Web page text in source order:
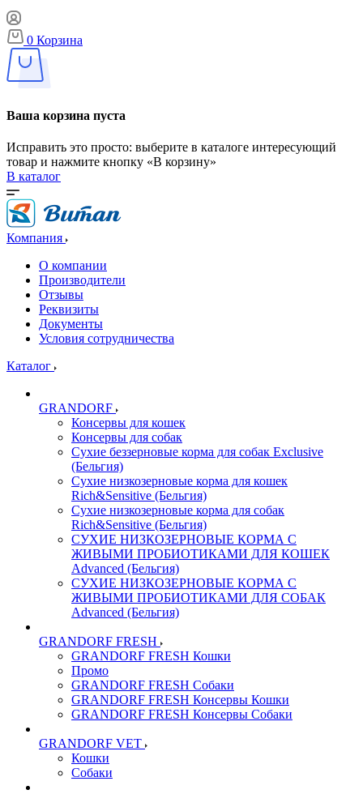
0 Корзина
Ваша корзина пуста
Исправить это просто: выберите в каталоге интересующий
товар и нажмите кнопку «В корзину»
В каталог
Компания
О компании
Производители
Отзывы
Реквизиты
Документы
Условия сотрудничества
Каталог
GRANDORF
Консервы для кошек
Консервы для собак
Сухие беззерновые корма для собак Exclusive
(Бельгия)
Сухие низкозерновые корма для кошек
Rich&Sensitive (Бельгия)
Сухие низкозерновые корма для собак
Rich&Sensitive (Бельгия)
СУХИЕ НИЗКОЗЕРНОВЫЕ КОРМА С
ЖИВЫМИ ПРОБИОТИКАМИ ДЛЯ КОШЕК
Advanced (Бельгия)
СУХИЕ НИЗКОЗЕРНОВЫЕ КОРМА С
ЖИВЫМИ ПРОБИОТИКАМИ ДЛЯ СОБАК
Advanced (Бельгия)
GRANDORF FRESH
GRANDORF FRESH Кошки
Промо
GRANDORF FRESH Собаки
GRANDORF FRESH Консервы Кошки
GRANDORF FRESH Консервы Собаки
GRANDORF VET
Кошки
Собаки